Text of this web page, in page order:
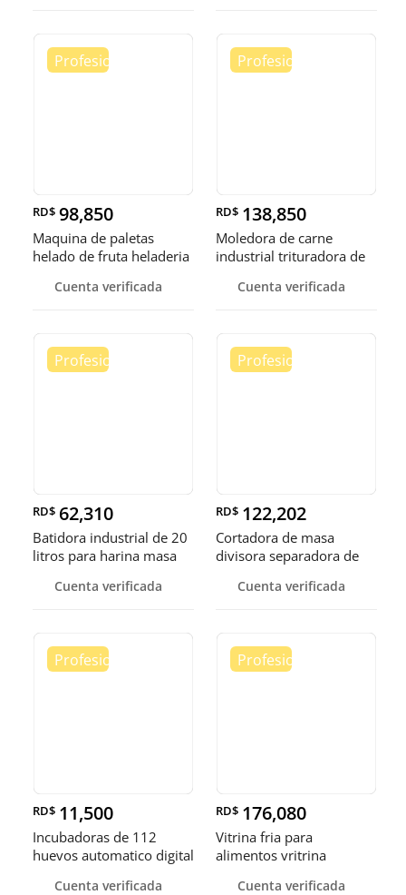
RD$ 98,850
Maquina de paletas
helado de fruta heladeria
Cuenta verificada
RD$ 138,850
Moledora de carne
industrial trituradora de
Cuenta verificada
RD$ 62,310
Batidora industrial de 20
litros para harina masa
Cuenta verificada
RD$ 122,202
Cortadora de masa
divisora separadora de
Cuenta verificada
RD$ 11,500
Incubadoras de 112
huevos automatico digital
Cuenta verificada
RD$ 176,080
Vitrina fria para
alimentos vritrina
Cuenta verificada